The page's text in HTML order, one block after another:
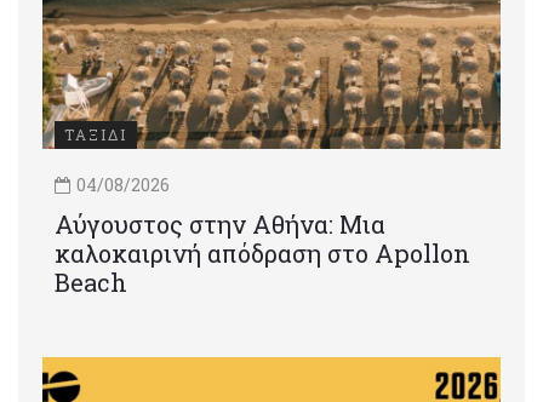
ΤΑΞΙΔΙ
04/08/2026
Αύγουστος στην Αθήνα: Μια
καλοκαιρινή απόδραση στο Apollon
Beach